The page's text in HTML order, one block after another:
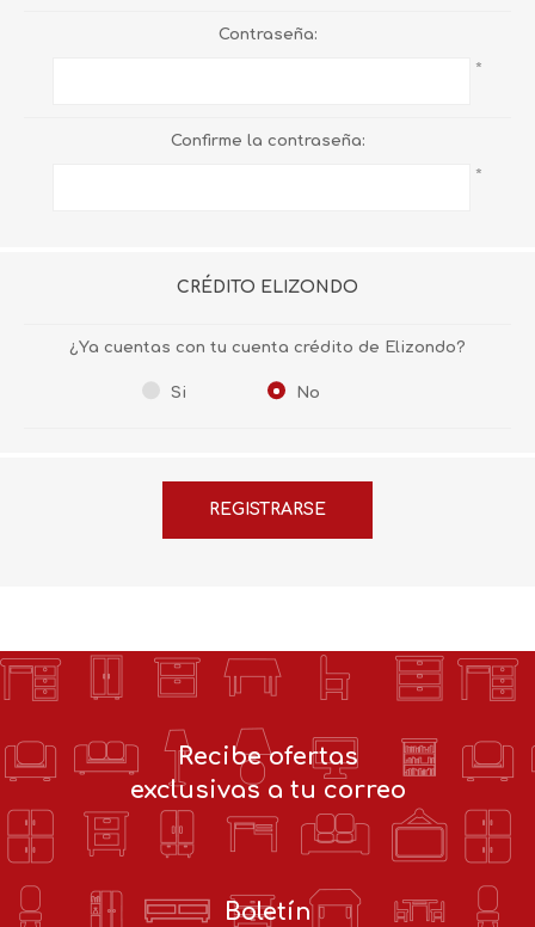
Contraseña:
*
Confirme la contraseña:
*
CRÉDITO ELIZONDO
¿Ya cuentas con tu cuenta crédito de Elizondo?
Si No
Recibe ofertas
exclusivas a tu correo
Boletín